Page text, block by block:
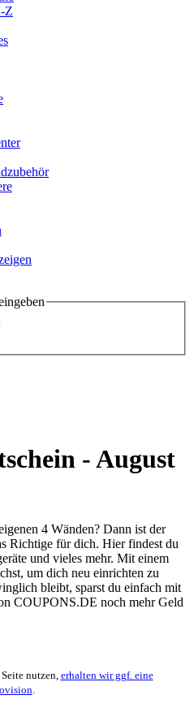
Z
- August
4 Wänden? Dann ist der
Richtige für dich. Hier findest du
und vieles mehr. Mit einem
um dich neu einrichten zu
bleibt, sparst du einfach mit
COUPONS.DE noch mehr Geld
nutzen, erhalten wir ggf. eine